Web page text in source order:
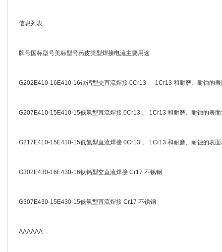
信息列表
牌号国标型号美标型号药皮类型焊接电流主要用途
G202E410-16E410-16钛钙型交直流焊接 0Cr13 、 1Cr13 和耐磨、耐蚀的表
G207E410-15E410-15低氢型直流焊接 0Cr13 、 1Cr13 和耐磨、耐蚀的表面
G217E410-15E410-15低氢型直流焊接 0Cr13 、 1Cr13 和耐磨、耐蚀的表面
G302E430-16E430-16钛钙型交直流焊接 Cr17 不锈钢
G307E430-15E430-15低氢型直流焊接 Cr17 不锈钢
AAAAAA